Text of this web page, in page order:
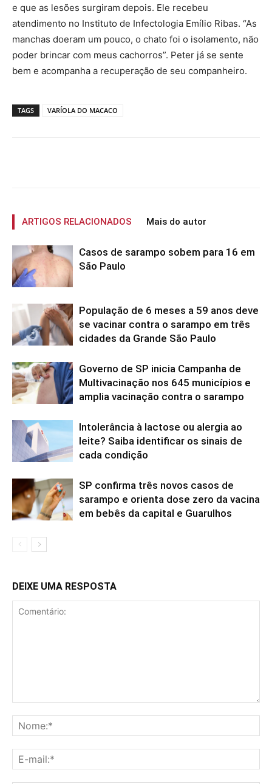
e que as lesões surgiram depois. Ele recebeu
atendimento no Instituto de Infectologia Emílio Ribas. “As
manchas doeram um pouco, o chato foi o isolamento, não
poder brincar com meus cachorros”. Peter já se sente
bem e acompanha a recuperação de seu companheiro.
TAGS VARÍOLA DO MACACO
ARTIGOS RELACIONADOS Mais do autor
Casos de sarampo sobem para 16 em
São Paulo
População de 6 meses a 59 anos deve
se vacinar contra o sarampo em três
cidades da Grande São Paulo
Governo de SP inicia Campanha de
Multivacinação nos 645 municípios e
amplia vacinação contra o sarampo
Intolerância à lactose ou alergia ao
leite? Saiba identificar os sinais de
cada condição
SP confirma três novos casos de
sarampo e orienta dose zero da vacina
em bebês da capital e Guarulhos
DEIXE UMA RESPOSTA